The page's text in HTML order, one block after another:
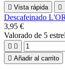
 Vista rápida 
Descafeinado
3,95 €
Valorado de 5
 
 Añadir al carrito